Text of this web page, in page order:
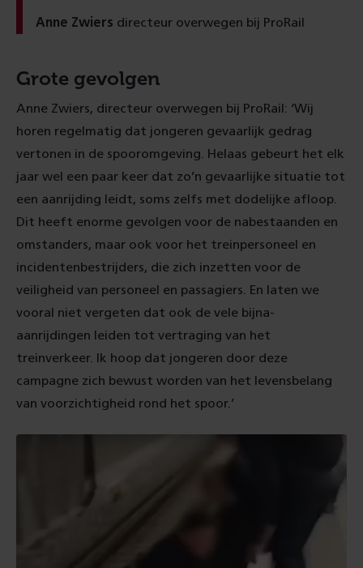
Anne Zwiers directeur overwegen bij ProRail
Grote gevolgen
Anne Zwiers, directeur overwegen bij ProRail: ‘Wij
horen regelmatig dat jongeren gevaarlijk gedrag
vertonen in de spooromgeving. Helaas gebeurt het elk
jaar wel een paar keer dat zo’n gevaarlijke situatie tot
een aanrijding leidt, soms zelfs met dodelijke afloop.
Dit heeft enorme gevolgen voor de nabestaanden en
omstanders, maar ook voor het treinpersoneel en
incidentenbestrijders, die zich inzetten voor de
veiligheid van personeel en passagiers. En laten we
vooral niet vergeten dat ook de vele bijna-
aanrijdingen leiden tot vertraging van het
treinverkeer. Ik hoop dat jongeren door deze
campagne zich bewust worden van het levensbelang
van voorzichtigheid rond het spoor.’